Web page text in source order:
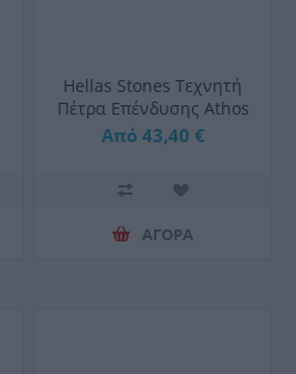
Hellas Stones Τεχνητή
Πέτρα Επένδυσης Athos
Sahara & Corner
Από 43,40 €
ΑΓΟΡΑ